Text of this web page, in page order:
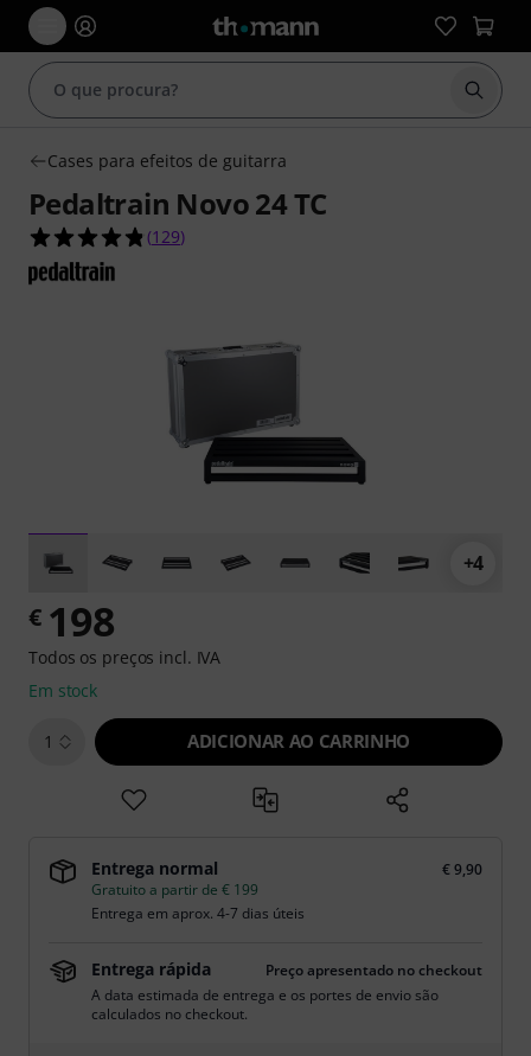
Iniciar
Cases para efeitos de guitarra
Pedaltrain Novo 24 TC
4.8 de 5 estrelas de 129 avaliações de clientes
(129)
+4
€ 198
Todos os preços incl. IVA
Em stock
1 ADICIONAR AO CARRINHO
Entrega normal
€ 9,90
Gratuito a partir de € 199
Entrega em aprox. 4-7 dias úteis
Entrega rápida
Preço apresentado no checkout
A data estimada de entrega e os portes de envio são
calculados no checkout.